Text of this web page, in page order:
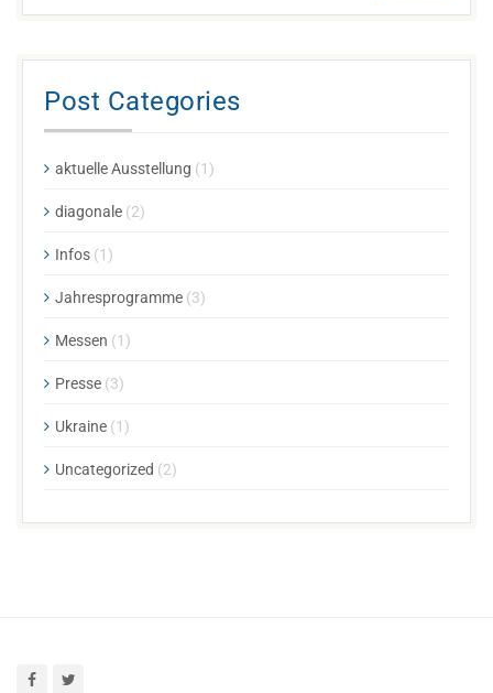
Post Categories
aktuelle Ausstellung (1)
diagonale (2)
Infos (1)
Jahresprogramme (3)
Messen (1)
Presse (3)
Ukraine (1)
Uncategorized (2)